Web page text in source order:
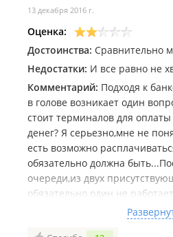
13 декабря 2016 г.
Оценка:
Достоинства: Сравнительно
Недостатки: И все равно не
Комментарий: Подходя к
в голове возникает один
стоит терминалов для
денег? Я серьезно,мне не
есть возможно
обязательно должна
очереди,из двух
обязательно один не
подходит в этом убедиться
предусмотрено). В самом